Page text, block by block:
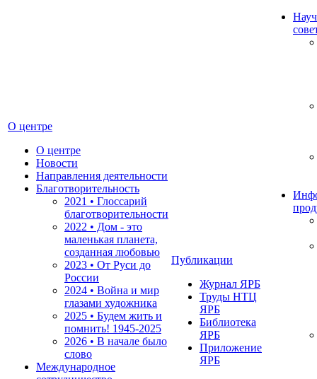
О центре
О центре
Новости
Направления деятельности
Благотворительность
2021 • Глоссарий
благотворительности
2022 • Дом - это
маленькая планета,
созданная любовью
2023 • От Руси до
России
2024 • Война и мир
глазами художника
2025 • Будем жить и
помнить! 1945-2025
2026 • В начале было
слово
Международное
Публикации
Журнал ЯРБ
Труды НТЦ
ЯРБ
Библиотека
ЯРБ
Приложение
ЯРБ